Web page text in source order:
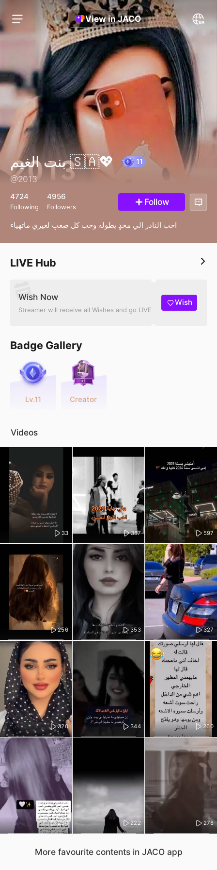
View in JACO
بنت الغيم 🇸🇦💖
@2013
4724
Following
4956
Followers Follow
احب النادر الي محدٍ يطوله وحب كل صعبِِ لغيري ماتهياء
LIVE Hub
Wish Now
Streamer will receive all Wishes and go LIVE
Wish
Badge Gallery
Lv.11 Creator
Videos
33 387 597
256 353 327
320 344 260
234 222 278
More favourite contents in JACO app